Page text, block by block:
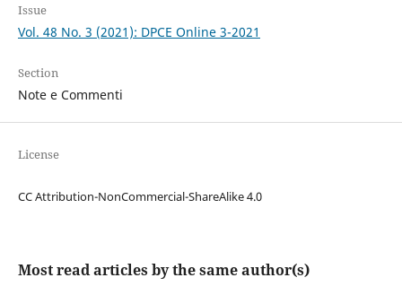
Issue
Vol. 48 No. 3 (2021): DPCE Online 3-2021
Section
Note e Commenti
License
CC Attribution-NonCommercial-ShareAlike 4.0
Most read articles by the same author(s)